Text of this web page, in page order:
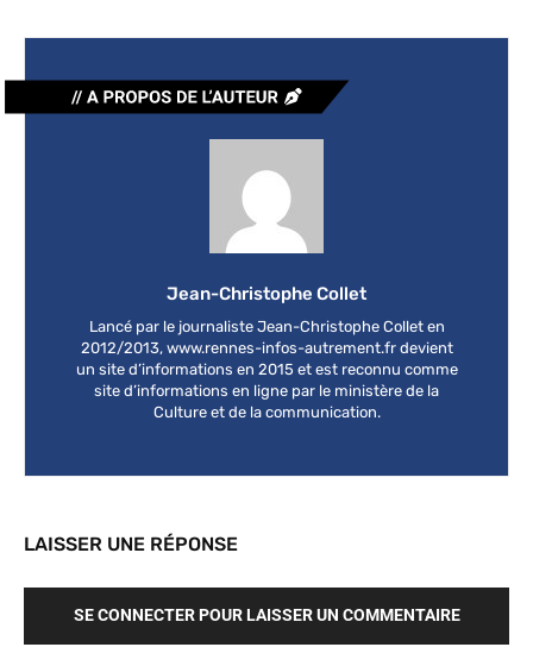
Jean-Christophe Collet
Lancé par le journaliste Jean-Christophe Collet en
2012/2013, www.rennes-infos-autrement.fr devient
un site d’informations en 2015 et est reconnu comme
site d’informations en ligne par le ministère de la
Culture et de la communication.
LAISSER UNE RÉPONSE
SE CONNECTER POUR LAISSER UN COMMENTAIRE